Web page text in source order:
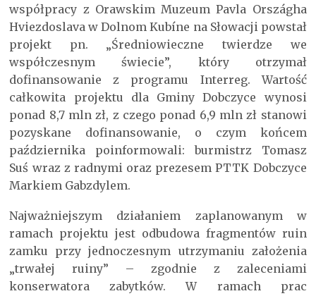
współpracy z Orawskim Muzeum Pavla Országha
Hviezdoslava w Dolnom Kubíne na Słowacji powstał
projekt pn. „Średniowieczne twierdze we
współczesnym świecie”, który otrzymał
dofinansowanie z programu Interreg. Wartość
całkowita projektu dla Gminy Dobczyce wynosi
ponad 8,7 mln zł, z czego ponad 6,9 mln zł stanowi
pozyskane dofinansowanie, o czym końcem
października poinformowali: burmistrz Tomasz
Suś wraz z radnymi oraz prezesem PTTK Dobczyce
Markiem Gabzdylem.
Najważniejszym działaniem zaplanowanym w
ramach projektu jest odbudowa fragmentów ruin
zamku przy jednoczesnym utrzymaniu założenia
„trwałej ruiny” – zgodnie z zaleceniami
konserwatora zabytków. W ramach prac